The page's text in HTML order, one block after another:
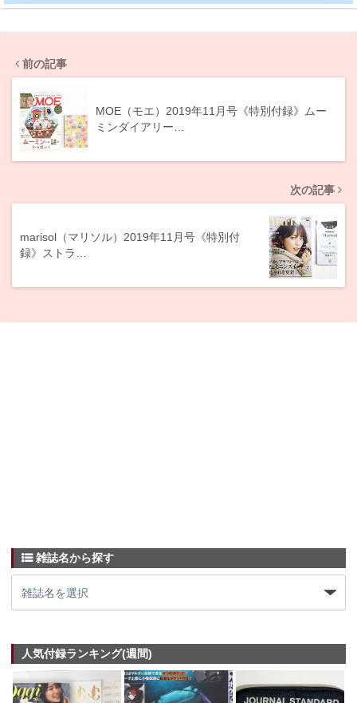
前の記事
MOE（モエ）2019年11月号《特別付録》ムー
ミンダイアリー…
次の記事
marisol（マリソル）2019年11月号《特別付
録》ストラ…
雑誌名から探す
人気付録ランキング(週間)